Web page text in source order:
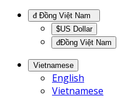
$US Dollar
đĐồng Việt Nam
Vietnamese
English
Vietnamese